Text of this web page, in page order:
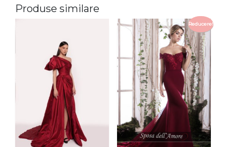
Produse similare
Reducere!